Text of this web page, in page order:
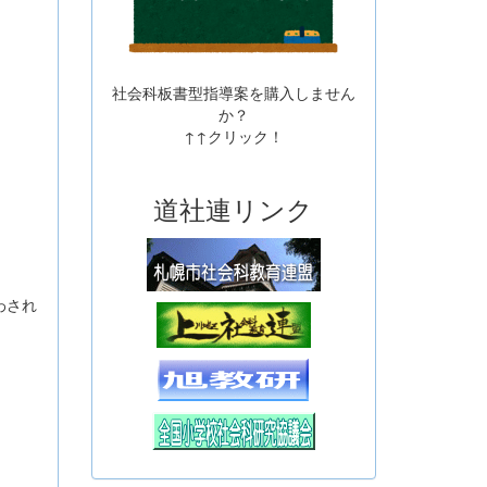
され
社会科板書型指導案を購入しません
か？
↑↑クリック！
道社連リンク